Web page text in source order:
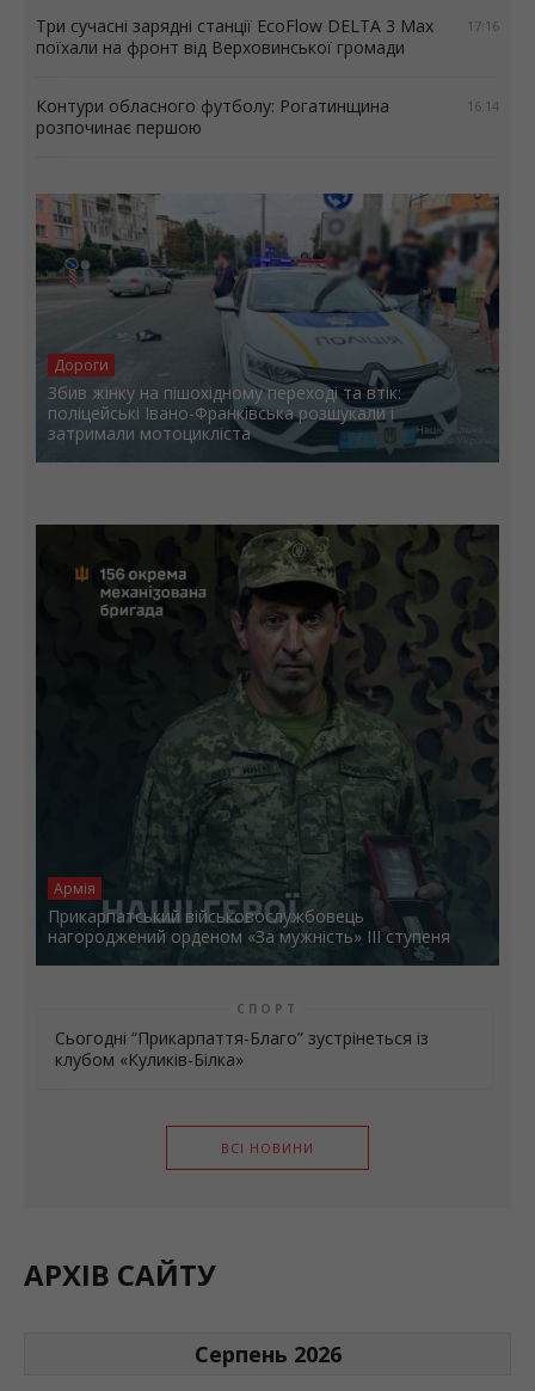
17:16
Три сучасні зарядні станції EcoFlow DELTA 3 Max
поїхали на фронт від Верховинської громади
16:14
Контури обласного футболу: Рогатинщина
розпочинає першою
Дороги
Збив жінку на пішохідному переході та втік:
поліцейські Івано-Франківська розшукали і
затримали мотоцикліста
Армія
Прикарпатський військовослужбовець
нагороджений орденом «За мужність» ІІІ ступеня
СПОРТ
Сьогодні “Прикарпаття-Благо” зустрінеться із
клубом «Куликів-Білка»
ВСІ НОВИНИ
АРХІВ САЙТУ
Серпень 2026